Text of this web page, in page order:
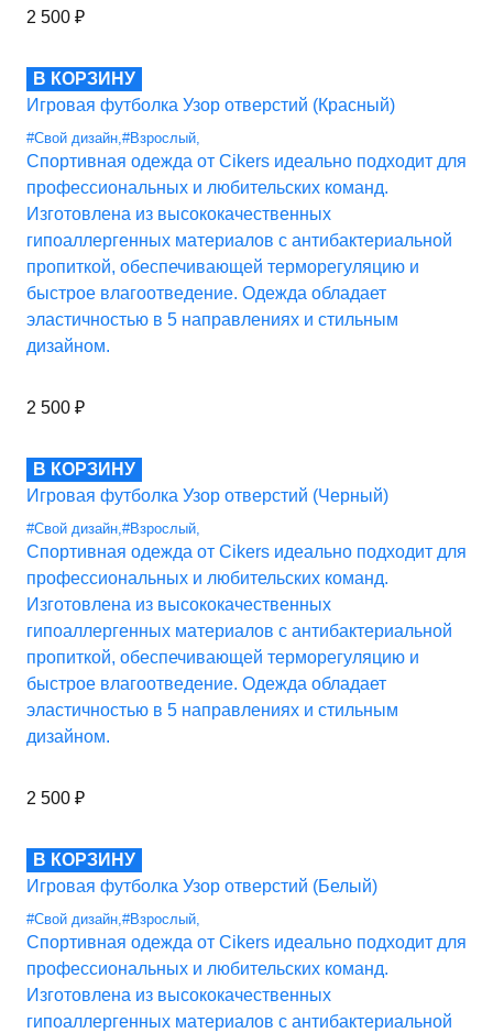
2 500 ₽
В КОРЗИНУ
Игровая футболка Узор отверстий (Красный)
#Свой дизайн,#Взрослый,
Спортивная одежда от Cikers идеально подходит для
профессиональных и любительских команд.
Изготовлена из высококачественных
гипоаллергенных материалов с антибактериальной
пропиткой, обеспечивающей терморегуляцию и
быстрое влагоотведение. Одежда обладает
эластичностью в 5 направлениях и стильным
дизайном.
2 500 ₽
В КОРЗИНУ
Игровая футболка Узор отверстий (Черный)
#Свой дизайн,#Взрослый,
Спортивная одежда от Cikers идеально подходит для
профессиональных и любительских команд.
Изготовлена из высококачественных
гипоаллергенных материалов с антибактериальной
пропиткой, обеспечивающей терморегуляцию и
быстрое влагоотведение. Одежда обладает
эластичностью в 5 направлениях и стильным
дизайном.
2 500 ₽
В КОРЗИНУ
Игровая футболка Узор отверстий (Белый)
#Свой дизайн,#Взрослый,
Спортивная одежда от Cikers идеально подходит для
профессиональных и любительских команд.
Изготовлена из высококачественных
гипоаллергенных материалов с антибактериальной